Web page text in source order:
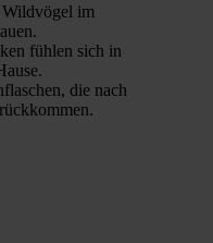
im
fühlen sich in
die nach